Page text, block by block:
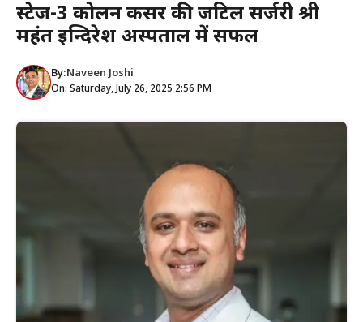
स्टेज-3 कोलन कैंसर की जटिल सर्जरी श्री
महंत इन्दिरेश अस्पताल में सफल
By:Naveen Joshi
On: Saturday, July 26, 2025 2:56 PM